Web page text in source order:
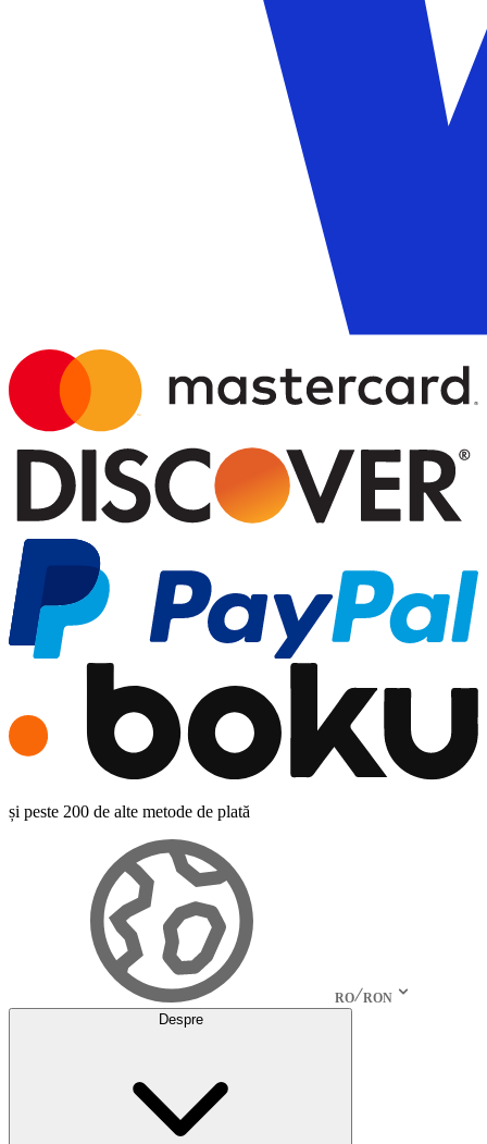
și peste 200 de alte metode de plată
RO RON
Despre